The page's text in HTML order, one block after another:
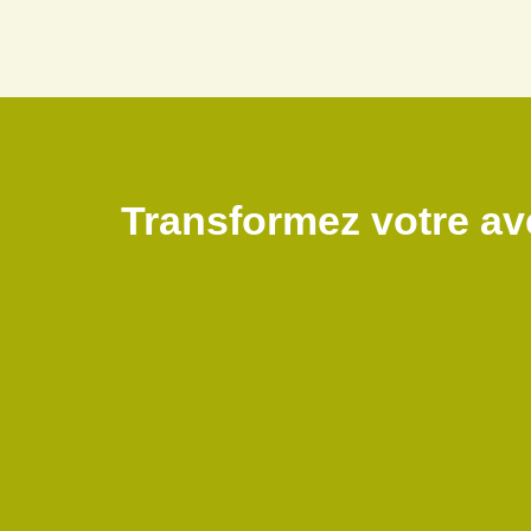
Transformez votre